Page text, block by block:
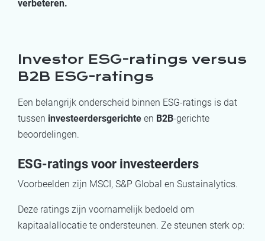
verbeteren.
Investor ESG-ratings versus
B2B ESG-ratings
Een belangrijk onderscheid binnen ESG-ratings is dat
tussen investeerdersgerichte en B2B-gerichte
beoordelingen.
ESG-ratings voor investeerders
Voorbeelden zijn MSCI, S&P Global en Sustainalytics.
Deze ratings zijn voornamelijk bedoeld om
kapitaalallocatie te ondersteunen. Ze steunen sterk op: